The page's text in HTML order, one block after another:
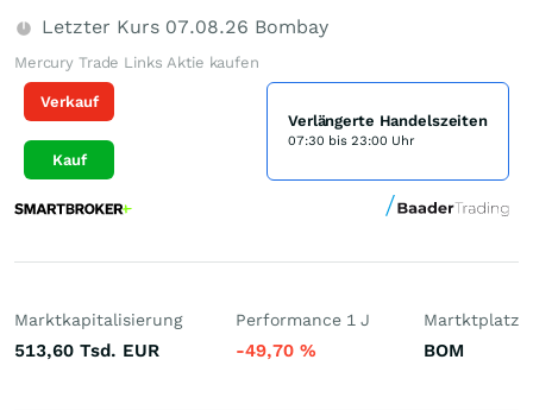
Letzter Kurs 07.08.26 Bombay
Mercury Trade Links Aktie kaufen
Verkauf
Kauf
Verlängerte Handelszeiten
07:30 bis 23:00 Uhr
Marktkapitalisierung
513,60 Tsd. EUR
Performance 1 J
-49,70 %
Martktplatz
BOM